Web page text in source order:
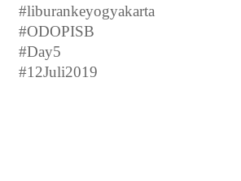
#liburankeyogyakarta
#ODOPISB
#Day5
#12Juli2019